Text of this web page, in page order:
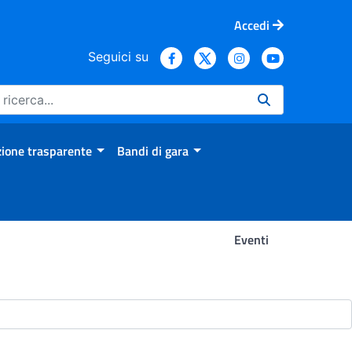
Accedi
Seguici su
trasparente Bandi di gara
Eventi